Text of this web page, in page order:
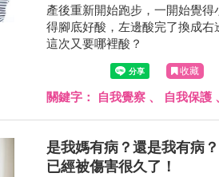
產後重新開始跑步，一開始覺
得腳底好酸，左邊酸完了換成右
這次又要哪裡酸？
收藏
關鍵字： 自我覺察 、 自我保護
是我媽有病？還是我有病
已經被傷害很久了！